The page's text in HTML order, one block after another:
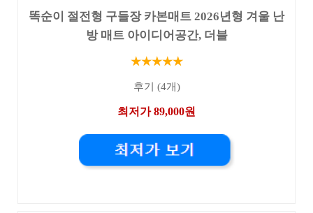
똑순이 절전형 구들장 카본매트 2026년형 겨울 난
방 매트 아이디어공간, 더블
★★★★★
후기 (4개)
최저가 89,000원